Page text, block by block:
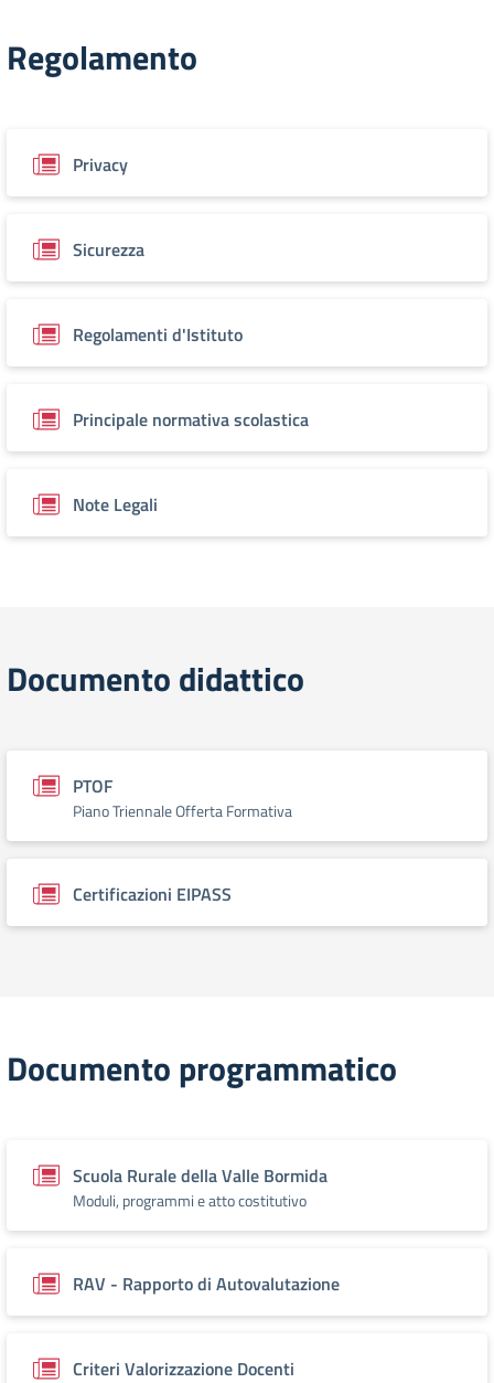
Regolamento
Privacy
Sicurezza
Regolamenti d'Istituto
Principale normativa scolastica
Note Legali
Documento didattico
PTOF
Piano Triennale Offerta Formativa
Certificazioni EIPASS
Documento programmatico
Scuola Rurale della Valle Bormida
Moduli, programmi e atto costitutivo
RAV - Rapporto di Autovalutazione
Criteri Valorizzazione Docenti